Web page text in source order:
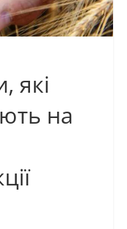
які
на